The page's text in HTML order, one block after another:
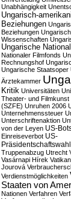
Unabhängigkeit
Ungarisch-
Beziehungen
Beziehungen
Wissenschaften
Ungarische
Nationaler Filmfonds
Rechnungshof
Ungarische Staatsoper
Ärztekammer
Kritik Universitäten
Theater- und Filmkunst
(SZFE) Unruhen 2006
Unternehmenssteuer
Unterschriftenaktion
von der Leyen US-
Einreiseverbot US-
Truppenabzug Utrecht
Vasárnapi Hírek Vatikan
Jourová
Verdienstmöglichkeiten
Staaten von
Nationen Verfahren